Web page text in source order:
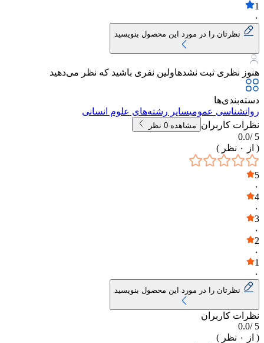
1
۰
نظرتان را در مورد این محصول بنویسید
هنوز نظری ثبت نشدهاولین نفری باشید که نظر می‌دهید
دسته‌بندی‌ها
روانشناسی عمومیسایر رشته‌های علوم انسانی
نظرات کاربران
مشاهده 0 نظر
5 /
0.0
( از
۰ نظر )
5
۰
4
۰
3
۰
2
۰
1
۰
نظرتان را در مورد این محصول بنویسید
نظرات کاربران
5 /
0.0
( از
۰ نظر )